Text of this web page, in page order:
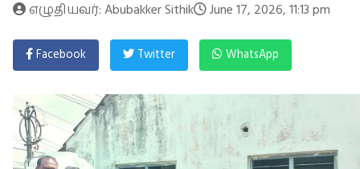
எழுதியவர்: Abubakker Sithik June 17, 2026, 11:13 pm
Facebook Twitter WhatsApp